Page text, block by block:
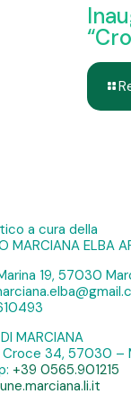
a cura della
MARCIANA ELBA
19, 57030
MARCIANA
Croce 34, 57030 –
+39 0565.901215